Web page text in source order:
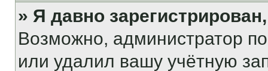
» Я давно
Возможно, администратор
или удалил вашу учётную